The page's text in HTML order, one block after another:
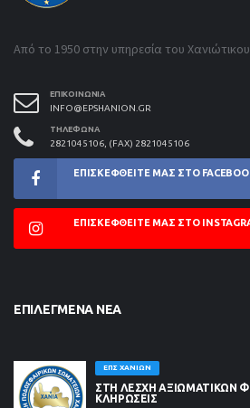
Από το 1950 στην υπηρεσία του
ΕΠΙΚΟΙΝΩΝΊΑ
INFO@EPSHANION.GR
ΤΗΛΈΦΩΝΑ
2821045106, (FAX) 2821045106
ΕΠΙΣΚΕΦΘΕΊΤΕ ΜΑΣ ΣΤΟ
ΕΠΙΣΚΕΦΘΕΊΤΕ ΜΑΣ ΣΤΟ
ΕΠΙΛΕΓΜΈΝΑ ΝΈΑ
ΕΠΣ ΧΑΝΊΩΝ
ΣΤΗ ΛΈΣΧΗ ΑΞΙΩΜΑΤΙΚΏΝ
ΚΛΗΡΏΣΕΙΣ